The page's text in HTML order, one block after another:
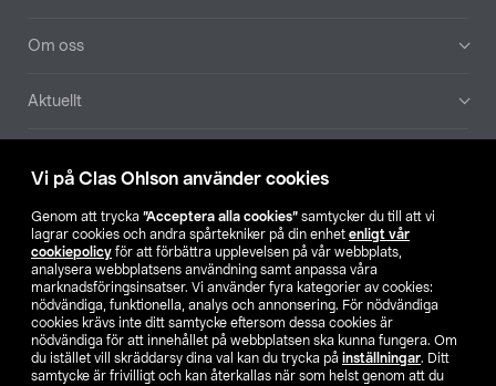
Vi på Clas Ohlson använder cookies
Genom att trycka ”Acceptera alla cookies” samtycker du till att vi
lagrar cookies och andra spårtekniker på din enhet enligt vår
cookiepolicy för att förbättra upplevelsen på vår webbplats,
analysera webbplatsens användning samt anpassa våra
marknadsföringsinsatser. Vi använder fyra kategorier av cookies:
nödvändiga, funktionella, analys och annonsering. För nödvändiga
cookies krävs inte ditt samtycke eftersom dessa cookies är
nödvändiga för att innehållet på webbplatsen ska kunna fungera. Om
du istället vill skräddarsy dina val kan du trycka på inställningar. Ditt
samtycke är frivilligt och kan återkallas när som helst genom att du
Om oss
Aktuellt
Hitta butik
SE NO FI